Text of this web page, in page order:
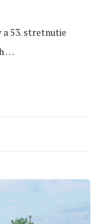
53. stretnutie
…